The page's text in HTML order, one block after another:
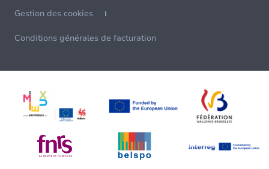
Gestion des cookies
Conditions générales de facturation